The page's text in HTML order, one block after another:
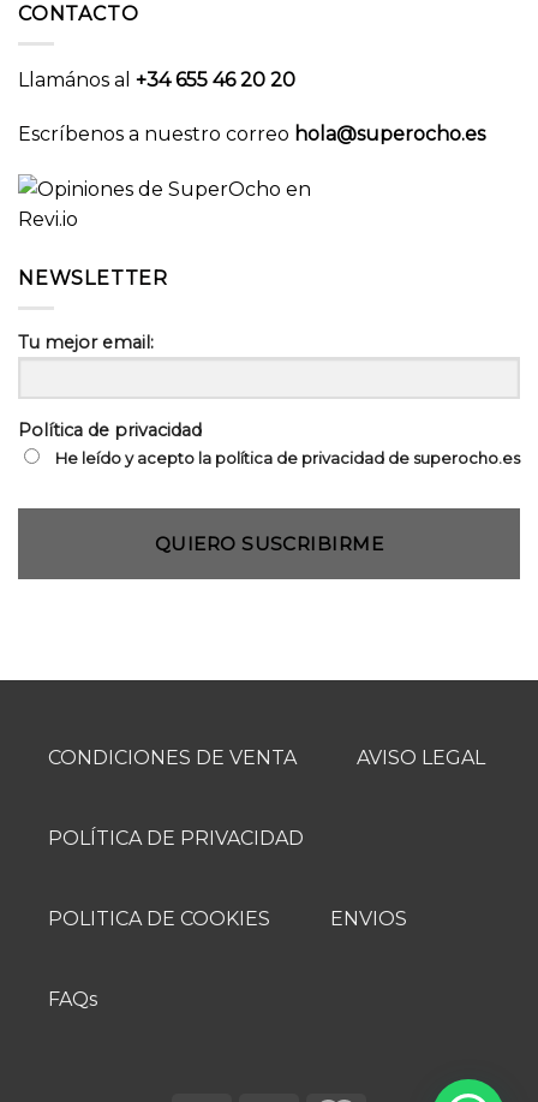
CONTACTO
Llamános al +34 655 46 20 20
Escríbenos a nuestro correo hola@superocho.es
NEWSLETTER
Tu mejor email:
Política de privacidad
He leído y acepto la política de privacidad de superocho.es
QUIERO SUSCRIBIRME
CONDICIONES DE VENTA AVISO LEGAL
POLÍTICA DE PRIVACIDAD
POLITICA DE COOKIES ENVIOS
FAQs